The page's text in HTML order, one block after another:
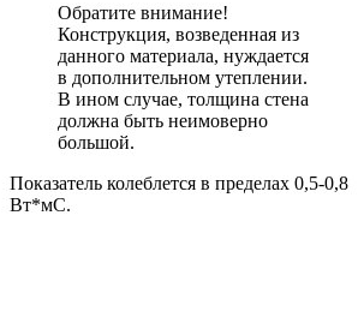
Обратите внимание!
Конструкция, возведенная из
данного материала, нуждается
в дополнительном утеплении.
В ином случае, толщина стена
должна быть неимоверно
большой.
Показатель колеблется в пределах 0,5-0,8
Вт*мС.